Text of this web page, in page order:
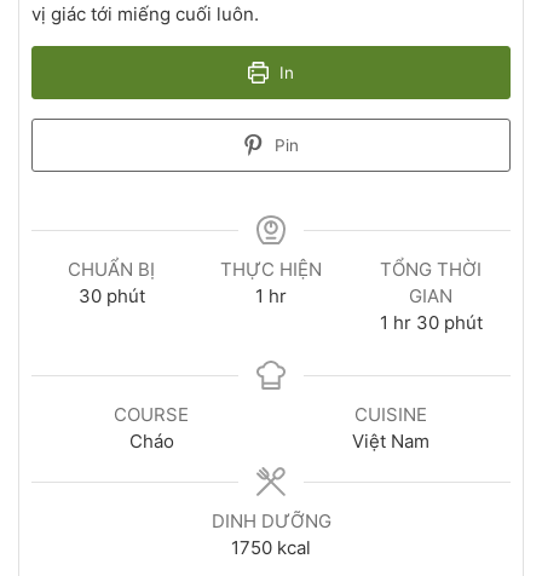
vị giác tới miếng cuối luôn.
In
Pin
CHUẨN BỊ
30 phút
THỰC HIỆN
1 hr
TỔNG THỜI
GIAN
1 hr 30 phút
COURSE
Cháo
CUISINE
Việt Nam
DINH DƯỠNG
1750 kcal